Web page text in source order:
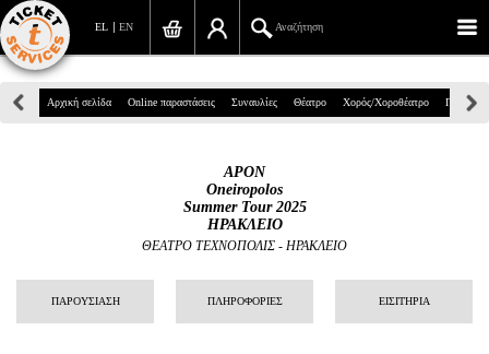
EN
EL Αναζήτηση
Πανεπιστημίου 39, Αθήνα
info@ticketservices.gr
Αναζήτηση
Αρχική σελίδα Online παραστάσεις Συναυλίες Θέατρο Χορός/Χοροθέατρο Παιδικά
APON
Oneiropolos
Summer Tour 2025
ΗΡΑΚΛΕΙΟ
ΘΕΑΤΡΟ ΤΕΧΝΟΠΟΛΙΣ - ΗΡΑΚΛΕΙΟ
ΠΑΡΟΥΣΙΑΣΗ ΠΛΗΡΟΦΟΡΙΕΣ ΕΙΣΙΤΗΡΙΑ